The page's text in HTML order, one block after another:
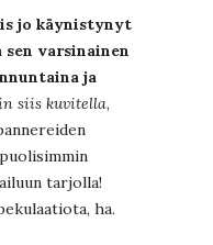
jo käynistynyt
varsinainen
ja
siis kuvitella,
tarjolla!
ha.